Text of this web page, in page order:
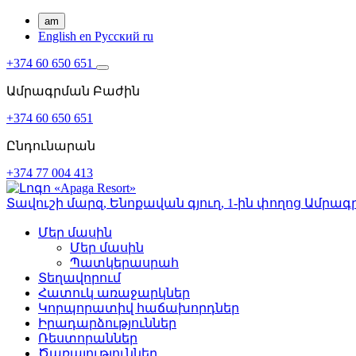
am
English en Русский ru
+374 60 650 651
Ամրագրման Բաժին
+374 60 650 651
Ընդունարան
+374 77 004 413
Տավուշի մարզ, Ենոքավան գյուղ, 1-ին փողոց
Մեր մասին
Մեր մասին
Պատկերասրահ
Տեղավորում
Հատուկ առաջարկներ
Կորպորատիվ հաճախորդներ
Իրադարձություններ
Ռեստորաններ
Ծառայություններ